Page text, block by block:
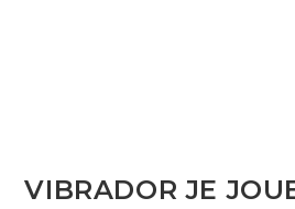
VIBRADOR JE